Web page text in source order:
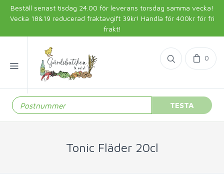
Beställ senast tisdag 24.00 för leverans torsdag samma vecka!
Vecka 18&19 reducerad fraktavgift 39kr! Handla för 400kr för fri
frakt!
0
TESTA
Tonic Fläder 20cl